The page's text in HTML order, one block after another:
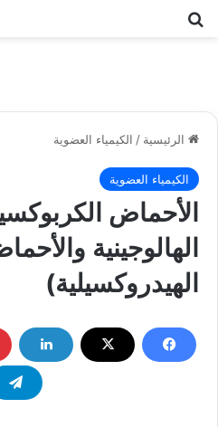
الرئيسية / الكيمياء العضوية
الكيمياء العضوية
الأحماض
الهالوجينية
الهيدروكسيلية)